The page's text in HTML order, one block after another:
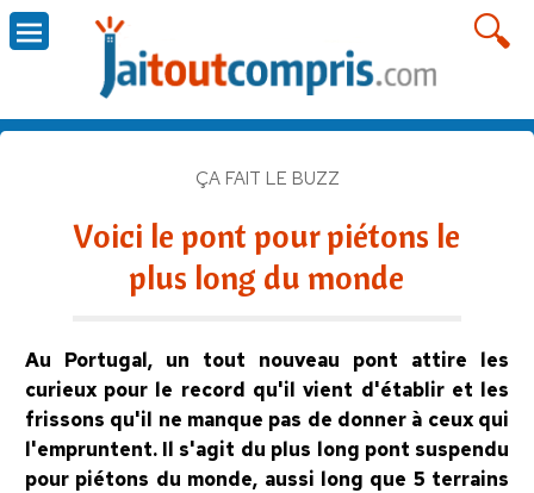
ÇA FAIT LE BUZZ
Voici le pont pour piétons le
plus long du monde
Au Portugal, un tout nouveau pont attire les
curieux pour le record qu'il vient d'établir et les
frissons qu'il ne manque pas de donner à ceux qui
l'empruntent. Il s'agit du plus long pont suspendu
pour piétons du monde, aussi long que 5 terrains